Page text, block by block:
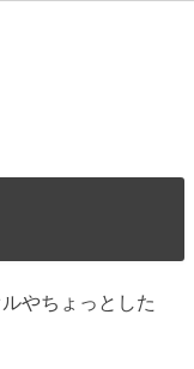
やちょっとした